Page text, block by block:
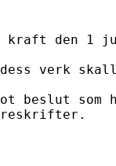
den 1
verk
beslut som